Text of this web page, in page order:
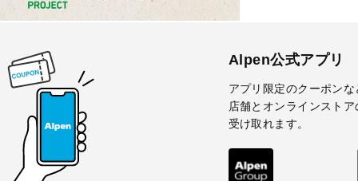
Alpen公式アプリ
アプリ限定のクーポンな
店舗とオンラインスト
受け取れます。